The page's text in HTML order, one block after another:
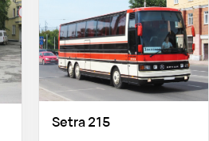
Setra 215